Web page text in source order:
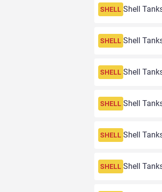
SHELL Shell
SHELL Shell
SHELL Shell
SHELL Shell
SHELL Shell
SHELL Shell